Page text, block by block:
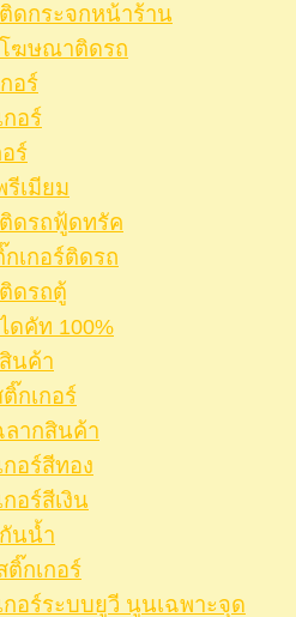
ดกระจกหน้าร้าน
โฆษณาติดรถ
อร์
อร์
ร์
เมียม
ดรถฟู้ดทรัค
เกอร์ติดรถ
ดรถตู้
ดคัท 100%
นค้า
กเกอร์
ากสินค้า
อร์สีทอง
อร์สีเงิน
นน้ำ
กเกอร์
อร์ระบบยูวี นูนเฉพาะจุด